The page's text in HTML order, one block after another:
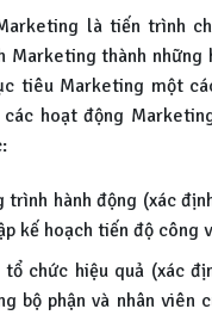
là tiến trình
Marketing thành những
tiêu Marketing một
hoạt động
trình hành động (xác
kế hoạch tiến độ công
chức hiệu quả (xác
bộ phận và nhân viên